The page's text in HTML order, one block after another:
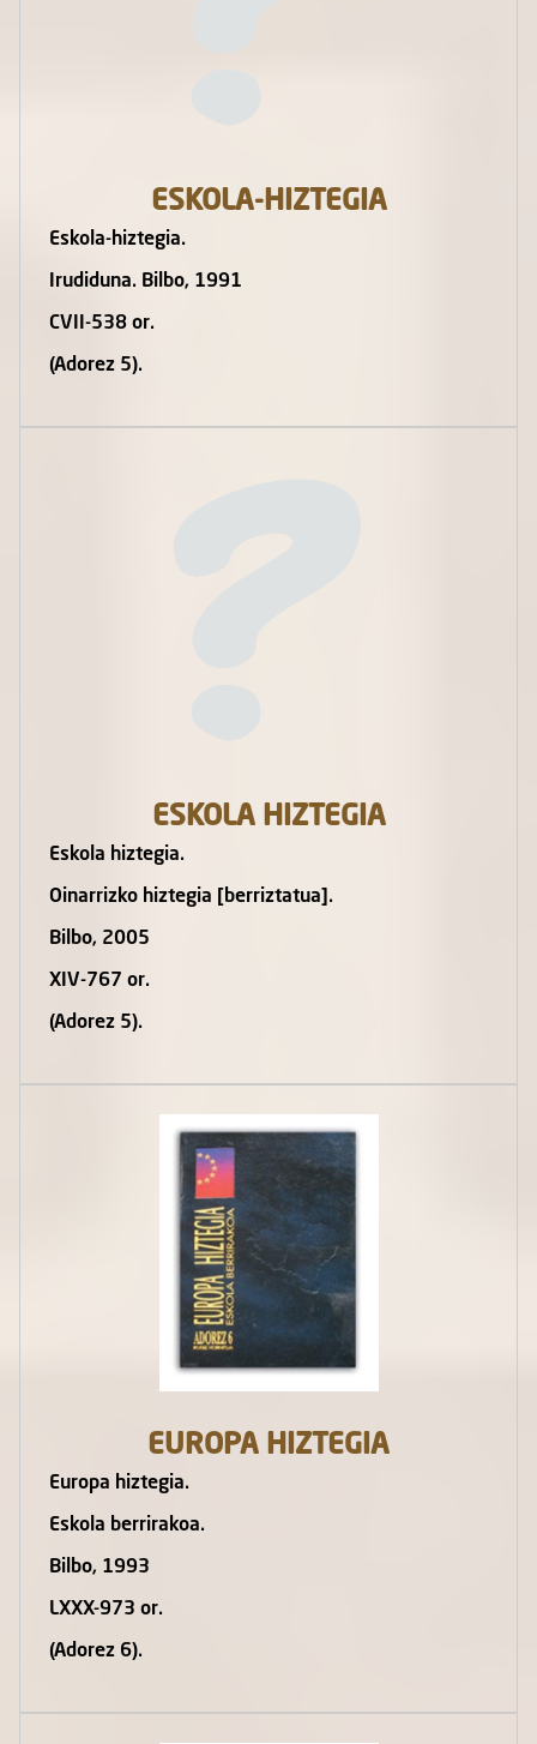
ESKOLA-HIZTEGIA
Eskola-hiztegia.
Irudiduna. Bilbo, 1991
CVII-538 or.
(Adorez 5).
ESKOLA HIZTEGIA
Eskola hiztegia.
Oinarrizko hiztegia [berriztatua].
Bilbo, 2005
XIV-767 or.
(Adorez 5).
EUROPA HIZTEGIA
Europa hiztegia.
Eskola berrirakoa.
Bilbo, 1993
LXXX-973 or.
(Adorez 6).